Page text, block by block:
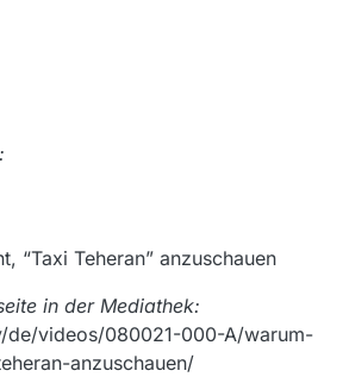
“Taxi Teheran” anzuschauen
in der Mediathek:
de/videos/080021-000-A/warum-
anzuschauen/